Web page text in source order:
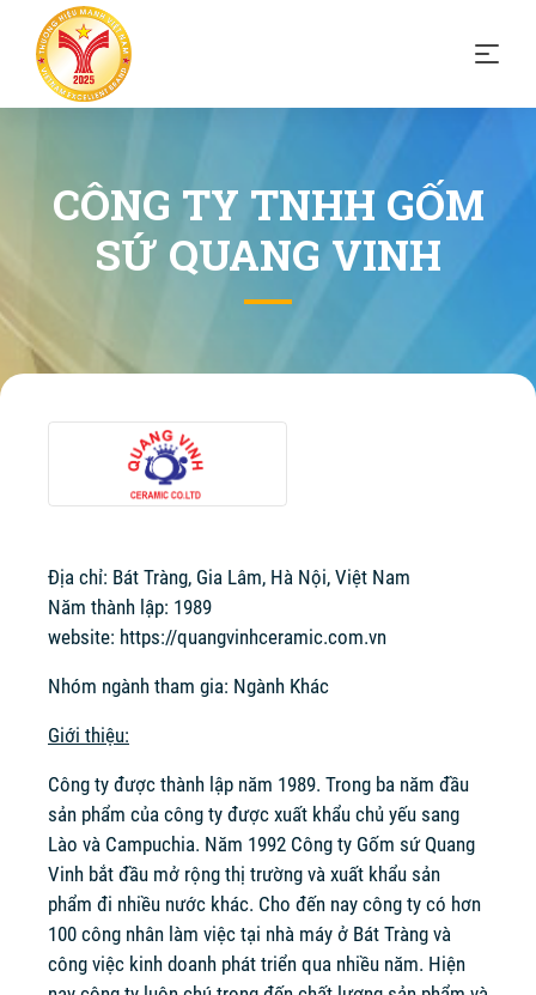
CÔNG TY TNHH GỐM
SỨ QUANG VINH
Địa chỉ: Bát Tràng, Gia Lâm, Hà Nội, Việt Nam
Năm thành lập: 1989
website: https://quangvinhceramic.com.vn
Nhóm ngành tham gia: Ngành Khác
Giới thiệu:
Công ty được thành lập năm 1989. Trong ba năm đầu
sản phẩm của công ty được xuất khẩu chủ yếu sang
Lào và Campuchia. Năm 1992 Công ty Gốm sứ Quang
Vinh bắt đầu mở rộng thị trường và xuất khẩu sản
phẩm đi nhiều nước khác. Cho đến nay công ty có hơn
100 công nhân làm việc tại nhà máy ở Bát Tràng và
công việc kinh doanh phát triển qua nhiều năm. Hiện